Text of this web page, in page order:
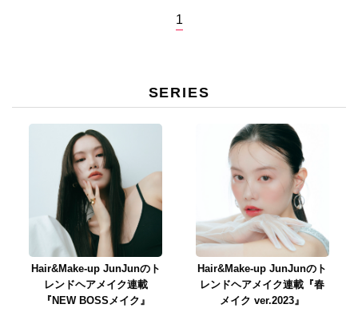
1
SERIES
Hair&Make-up JunJunのト
レンドヘアメイク連載
『NEW BOSSメイク』
Hair&Make-up JunJunのト
レンドヘアメイク連載『春
メイク ver.2023』